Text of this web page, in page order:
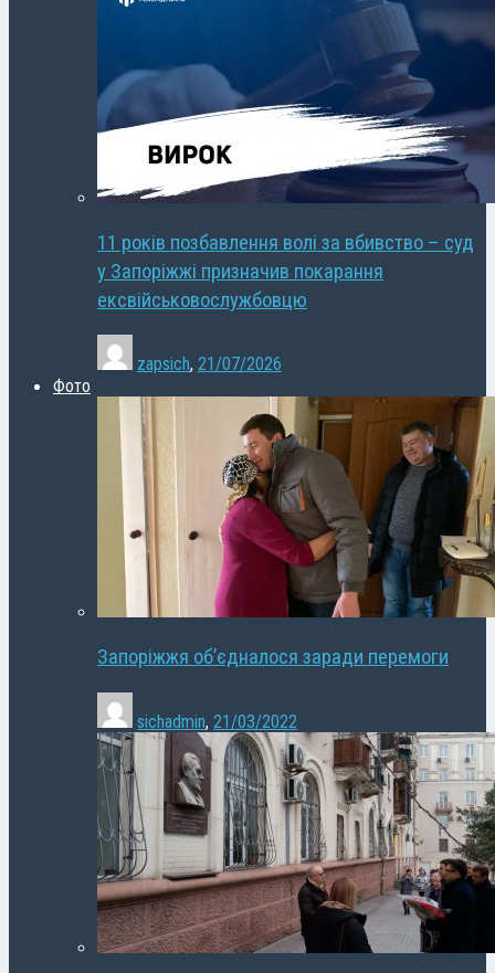
11 років позбавлення волі за вбивство – суд
у Запоріжжі призначив покарання
ексвійськовослужбовцю
zapsich, 21/07/2026
Фото
Запоріжжя об’єдналося заради перемоги
sichadmin, 21/03/2022